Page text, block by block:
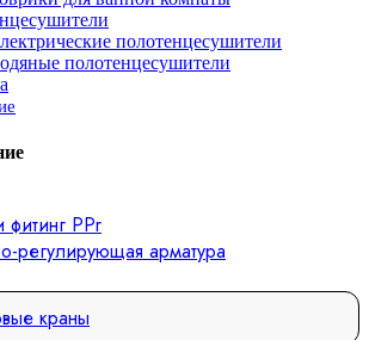
полотенцесушители
полотенцесушители
фитинг PPr
регулирующая арматура
краны